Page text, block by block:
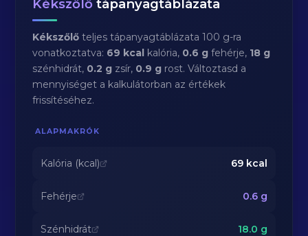
Kékszőlő tápanyagtáblázata
Kékszőlő teljes tápanyagtáblázata 100 g-ra
vonatkoztatva: 69 kcal kalória, 0.6 g fehérje, 18 g
szénhidrát, 0.2 g zsír, 0.9 g rost. Változtasd a
mennyiséget a kalkulátorban az értékek
frissítéséhez.
ALAPMAKRÓK
Kalória (kcal) 69kcal
Fehérje 0.6g
Szénhidrát 18.0 g